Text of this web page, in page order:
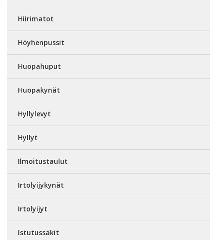
Hiirimatot
Höyhenpussit
Huopahuput
Huopakynät
Hyllylevyt
Hyllyt
Ilmoitustaulut
Irtolyijykynät
Irtolyijyt
Istutussäkit